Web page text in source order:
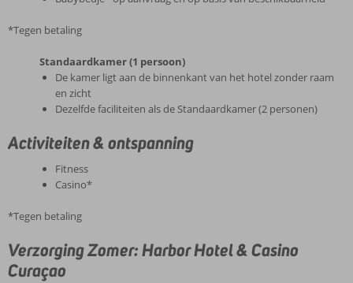
*Tegen betaling
Standaardkamer (1 persoon)
De kamer ligt aan de binnenkant van het hotel zonder raam
en zicht
Dezelfde faciliteiten als de Standaardkamer (2 personen)
Activiteiten & ontspanning
Fitness
Casino*
*Tegen betaling
Verzorging Zomer: Harbor Hotel & Casino
Curaçao